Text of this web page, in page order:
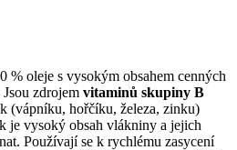
% oleje s vysokým obsahem cenných
Jsou zdrojem vitaminů skupiny B
(vápníku, hořčíku, železa, zinku)
je vysoký obsah vlákniny a jejich
Používají se k rychlému zasycení